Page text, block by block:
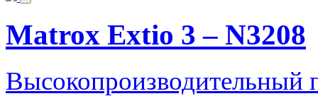
Matrox Extio 3 – N3208